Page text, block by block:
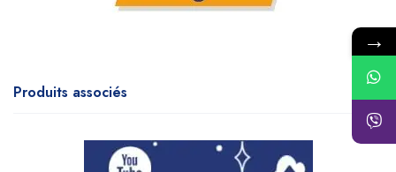
Produits associés
→